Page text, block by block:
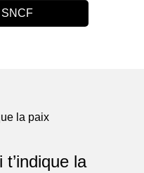
SNCF
la